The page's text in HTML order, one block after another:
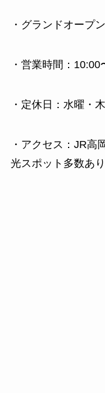
・グランドオープ
・営業時間：10:00
・定休日：水曜・
・アクセス：JR高
光スポット多数あり